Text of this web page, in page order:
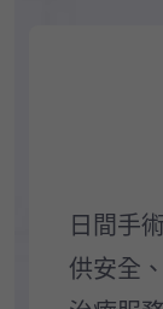
日間手
供安全